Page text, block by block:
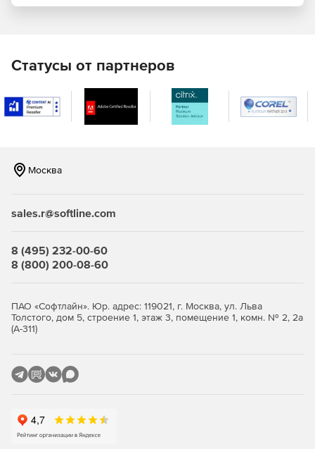
Интеграция с платформой Orion
Статусы от партнеров
Москва
sales.r@softline.com
8 (495) 232-00-60
8 (800) 200-08-60
ПАО «Софтлайн». Юр. адрес: 119021, г. Москва, ул. Льва
Толстого, дом 5, строение 1, этаж 3, помещение 1, комн. № 2, 2а
(А-311)